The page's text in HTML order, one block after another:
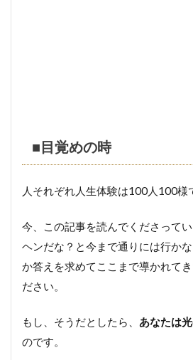
■目覚めの時
人それぞれ人生体験は100人100様
今、この記事を読んでくださって
ヘンだな？と今まで通りには行か
か答えを求めてここまで導かれて
ださい。
もし、そうだとしたら、 あなたは
のです。